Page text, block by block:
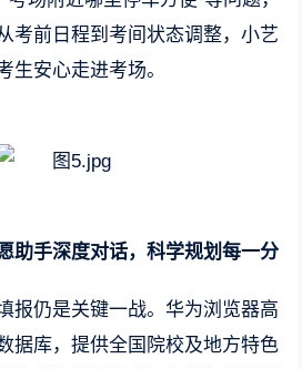
考前日程到考间状态调整，小艺
生安心走进考场。
助手深度对话，科学规划每一分
报仍是关键一战。华为浏览器高
据库，提供全国院校及地方特色